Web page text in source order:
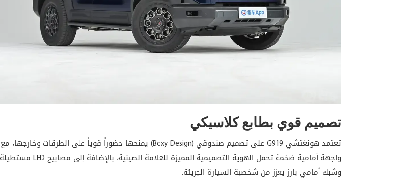
تصميم قوي بطابع كلاسيكي
تعتمد هونغتشي G919 على تصميم صندوقي (Boxy Design) يمنحها حضوراً قوياً على الطرقات وخارجها، مع
واجهة أمامية ضخمة تحمل الهوية التصميمية المميزة للعلامة الصينية، بالإضافة إلى مصابيح LED مستطيلة
وشبك أمامي بارز يعزز من شخصية السيارة الجريئة.